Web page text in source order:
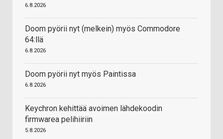
6.8.2026
Doom pyörii nyt (melkein) myös Commodore
64:llä
6.8.2026
Doom pyörii nyt myös Paintissa
6.8.2026
Keychron kehittää avoimen lähdekoodin
firmwarea pelihiiriin
5.8.2026